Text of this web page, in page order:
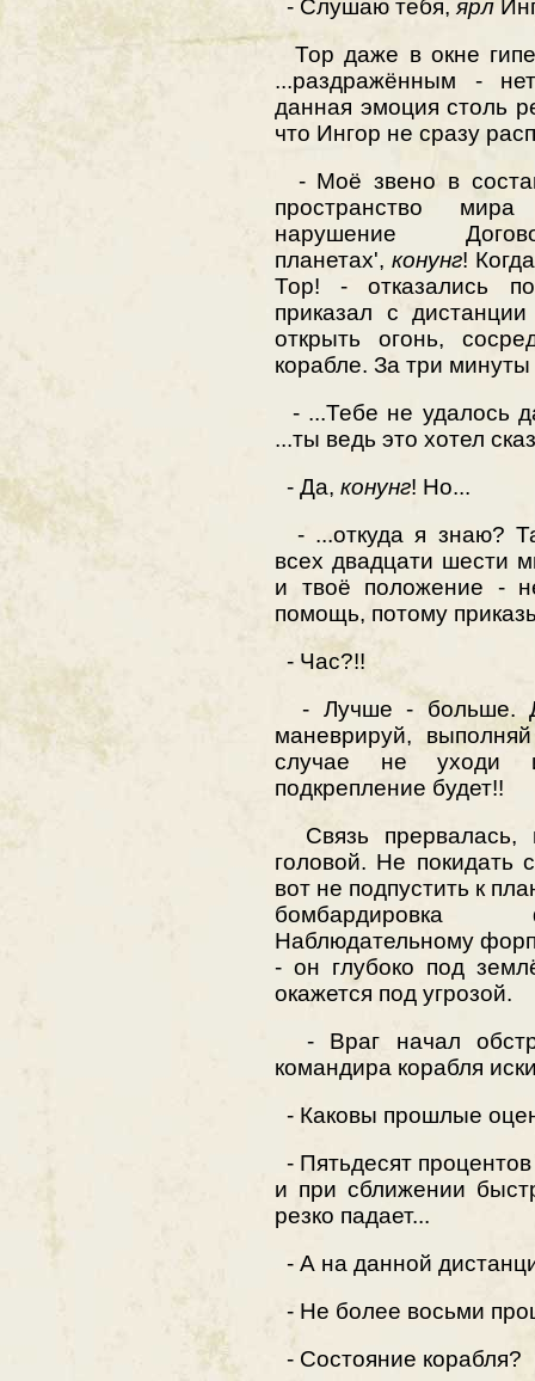
- Слушаю тебя, ярл
Тор даже в окне
...раздражённым -
данная эмоция столь
что Ингор не сразу
- Моё звено в
пространство
нарушение
планетах', конунг!
Тор! - отказались
приказал с
открыть огонь,
корабле. За три
- ...Тебе не удалось
...ты ведь это хотел
- Да, конунг! Но...
- ...откуда я знаю?
всех двадцати шести
и твоё положение -
помощь, потому
- Час?!!
- Лучше - больше.
маневрируй,
случае не уходи
подкрепление будет!!
Связь прервалась,
головой. Не покидать
вот не подпустить к
бомбардировка
Наблюдательному
- он глубоко под
окажется под угрозой.
- Враг начал
командира корабля
- Каковы прошлые
- Пятьдесят
и при сближении
резко падает...
- А на данной
- Не более восьми
- Состояние корабля?